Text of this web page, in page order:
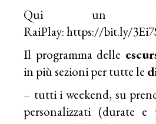
Qui un
RaiPlay:https://bit.ly/
Il programma delle
in più sezioni per tutte le
– tutti i weekend, su
personalizzati (durate e